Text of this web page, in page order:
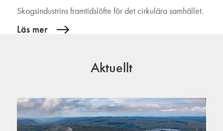
Skogsindustrins framtidslöfte för det cirkulära samhället.
Läs mer
Aktuellt